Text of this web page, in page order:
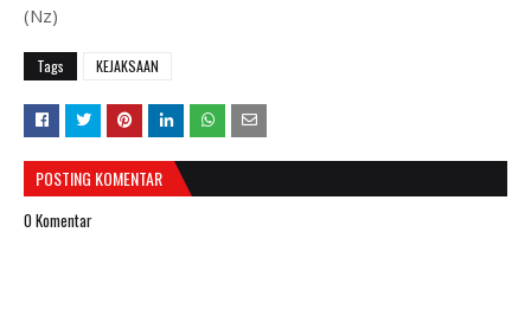
(Nz)
Tags KEJAKSAAN
POSTING KOMENTAR
0 Komentar